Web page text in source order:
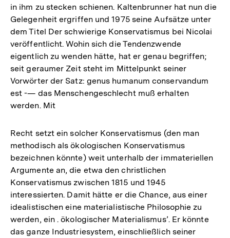
in ihm zu stecken schienen. Kaltenbrunner hat nun die
Gelegenheit ergriffen und 1975 seine Aufsätze unter
dem Titel Der schwierige Konservatismus bei Nicolai
veröffentlicht. Wohin sich die Tendenzwende
eigentlich zu wenden hätte, hat er genau begriffen;
seit geraumer Zeit steht im Mittelpunkt seiner
Vorwörter der Satz: genus humanum conservandum
est -— das Menschengeschlecht muß erhalten
werden. Mit
Recht setzt ein solcher Konservatismus (den man
methodisch als ökologischen Konservatismus
bezeichnen könnte) weit unterhalb der immateriellen
Argumente an, die etwa den christlichen
Konservatismus zwischen 1815 und 1945
interessierten. Damit hätte er die Chance, aus einer
idealistischen eine materialistische Philosophie zu
werden, ein . ökologischer Materialismus’. Er könnte
das ganze Industriesystem, einschließlich seiner